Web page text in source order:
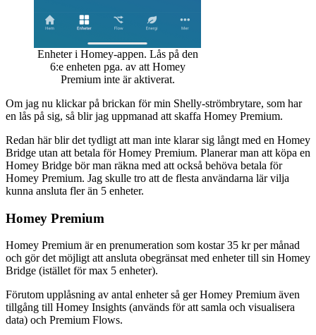
Enheter i Homey-appen. Lås på den
6:e enheten pga. av att Homey
Premium inte är aktiverat.
Om jag nu klickar på brickan för min Shelly-strömbrytare, som har
en lås på sig, så blir jag uppmanad att skaffa Homey Premium.
Redan här blir det tydligt att man inte klarar sig långt med en Homey
Bridge utan att betala för Homey Premium. Planerar man att köpa en
Homey Bridge bör man räkna med att också behöva betala för
Homey Premium. Jag skulle tro att de flesta användarna lär vilja
kunna ansluta fler än 5 enheter.
Homey Premium
Homey Premium är en prenumeration som kostar 35 kr per månad
och gör det möjligt att ansluta obegränsat med enheter till sin Homey
Bridge (istället för max 5 enheter).
Förutom upplåsning av antal enheter så ger Homey Premium även
tillgång till Homey Insights (används för att samla och visualisera
data) och Premium Flows.